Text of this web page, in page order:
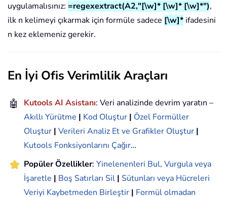
uygulamalısınız: =regexextract(A2,"[\w]* [\w]* [\w]*"),
ilk n kelimeyi çıkarmak için formüle sadece [\w]* ifadesini
n kez eklemeniz gerekir.
En İyi Ofis Verimlilik Araçları
🤖 Kutools AI Asistanı: Veri analizinde devrim yaratın –
Akıllı Yürütme | Kod Oluştur | Özel Formüller
Oluştur | Verileri Analiz Et ve Grafikler Oluştur |
Kutools Fonksiyonlarını Çağır…
Popüler Özellikler: Yinelenenleri Bul, Vurgula veya
İşaretle | Boş Satırları Sil | Sütunları veya Hücreleri
Veriyi Kaybetmeden Birleştir | Formül olmadan